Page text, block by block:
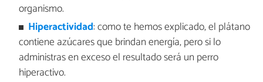
organismo.
Hiperactividad: como te hemos explicado, el plátano
contiene azúcares que brindan energía, pero si lo
administras en exceso el resultado será un perro
hiperactivo.